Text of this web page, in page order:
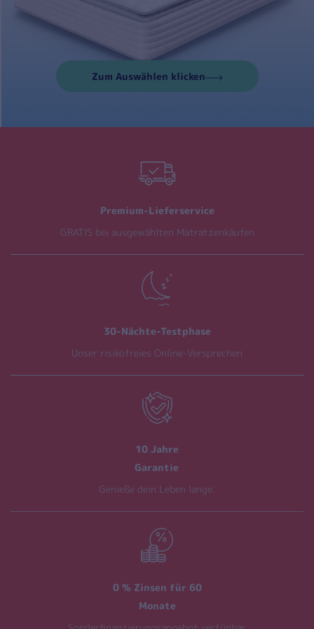
Zum Auswählen klicken
30-Nächte-Testphase
Unser risikofreies Online-Versprechen
Premium-Lieferservice
GRATIS bei ausgewählten Matratzenkäufen
10 Jahre
Garantie
Genieße dein Leben lange.
0 % Zinsen für 60
Monate